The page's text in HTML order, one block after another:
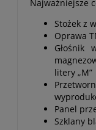
Najważniejsze
Stożek z
Oprawa
Głośnik
litery „M”
Panel
Szklany